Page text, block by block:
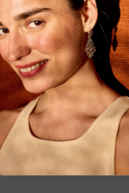
Par CB ou par